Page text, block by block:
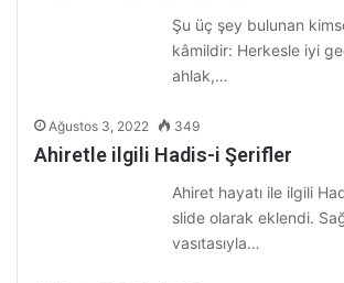
Şu üç şey bulunan
kâmildir: Herkesle iyi
ahlak,…
Ağustos 3, 2022 349
Ahiretle ilgili Hadis-i Şerifler
Ahiret hayatı ile ilgili
slide olarak eklendi.
vasıtasıyla…